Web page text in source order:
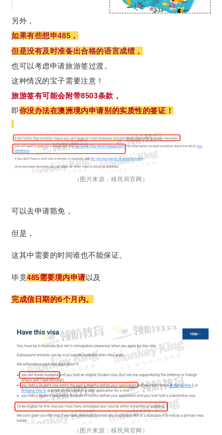
另外，
如果有些想申485，
但是没有及时准备出合格的语言成绩，
也可以考虑申请旅游签过渡。
这种情况的宝子需要注意！
旅游签有可能会附带8503条款，
即你没办法在澳洲境内申请别的实质性的签证！
（图片来源：移民局官网）
可以去申请豁免，
但是，
这其中需要的时间谁也不能保证。
毕竟485需要境内申请以及
完成信日期的6个月内。
（图片来源：移民局官网）